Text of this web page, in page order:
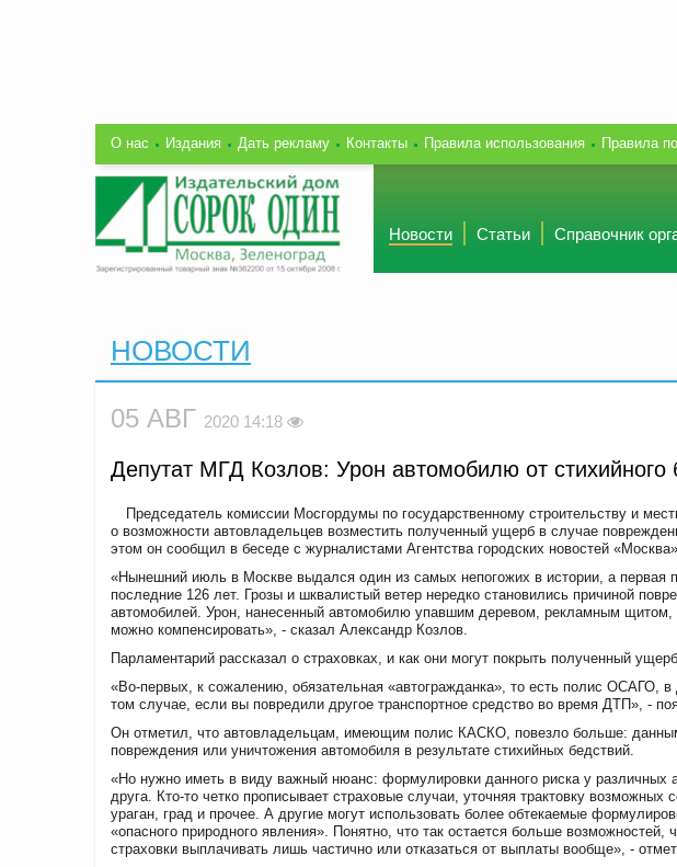
О нас Издания Дать рекламу Контакты Правила использования Правила
Новости Статьи Справочник
НОВОСТИ
05 АВГ 2020 14:18
Депутат МГД Козлов: Урон автомобилю от стихийного
Председатель комиссии Мосгордумы по государственному строительству и
о возможности автовладельцев возместить полученный ущерб в случае
этом он сообщил в беседе с журналистами Агентства городских новостей «Москва».
«Нынешний июль в Москве выдался один из самых непогожих в истории, а первая
последние 126 лет. Грозы и шквалистый ветер нередко становились причиной
автомобилей. Урон, нанесенный автомобилю упавшим деревом, рекламным щитом,
можно компенсировать», - сказал Александр Козлов.
Парламентарий рассказал о страховках, и как они могут покрыть полученный
«Во-первых, к сожалению, обязательная «автогражданка», то есть полис ОСАГО,
том случае, если вы повредили другое транспортное средство во время ДТП», -
Он отметил, что автовладельцам, имеющим полис КАСКО, повезло больше:
повреждения или уничтожения автомобиля в результате стихийных бедствий.
«Но нужно иметь в виду важный нюанс: формулировки данного риска у различных
друга. Кто-то четко прописывает страховые случаи, уточняя трактовку
ураган, град и прочее. А другие могут использовать более обтекаемые
«опасного природного явления». Понятно, что так остается больше возможностей,
страховки выплачивать лишь частично или отказаться от выплаты вообще», -